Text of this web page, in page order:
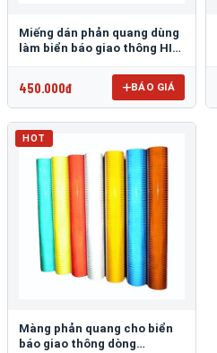
Miếng dán phản quang dùng
làm biển báo giao thông HIP
450.000đ BÁO GIÁ
HOT
Màng phản quang cho biển
báo giao thông dòng